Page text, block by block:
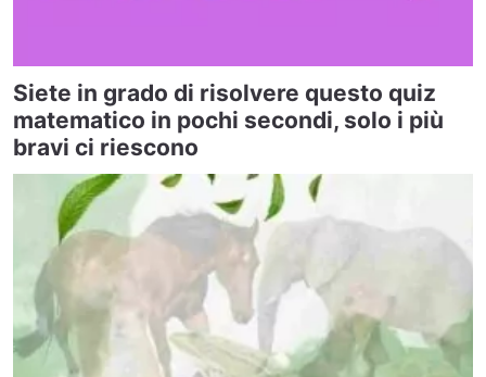
Siete in grado di risolvere questo quiz
matematico in pochi secondi, solo i più
bravi ci riescono